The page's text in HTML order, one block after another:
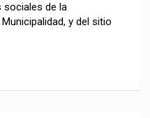
sociales de la
y del sitio